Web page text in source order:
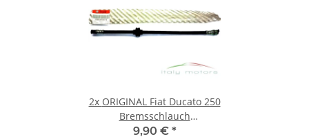
2x ORIGINAL Fiat Ducato 250
Bremsschlauch
Bremsleitung hinten l. oder
9,90 € *